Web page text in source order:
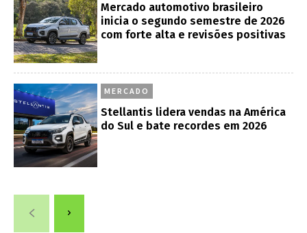
Mercado automotivo brasileiro
inicia o segundo semestre de 2026
com forte alta e revisões positivas
MERCADO
Stellantis lidera vendas na América
do Sul e bate recordes em 2026